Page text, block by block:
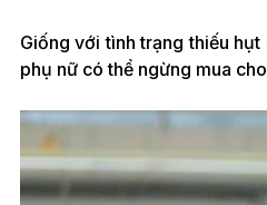
Giống với tình trạng thiếu
phụ nữ có thể ngừng mua